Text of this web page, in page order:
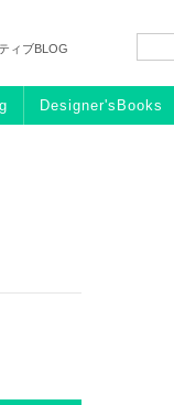
ィブBLOG
Designer'sBooks